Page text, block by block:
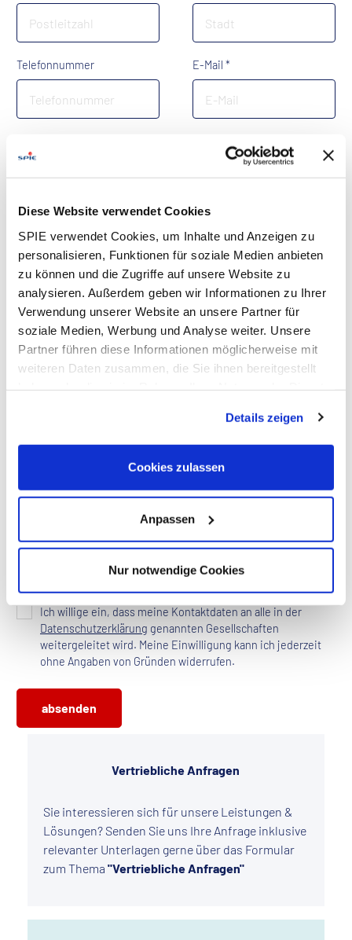
Diese Website verwendet Cookies
SPIE verwendet Cookies, um Inhalte und Anzeigen zu
personalisieren, Funktionen für soziale Medien anbieten
zu können und die Zugriffe auf unsere Website zu
analysieren. Außerdem geben wir Informationen zu Ihrer
Verwendung unserer Website an unsere Partner für
soziale Medien, Werbung und Analyse weiter. Unsere
Partner führen diese Informationen möglicherweise mit
weiteren Daten zusammen, die Sie ihnen bereitgestellt
Verarbeitung Ihrer Daten in den USA ein. Alle weiteren
Informationen zu Cookies finden Sie in unseren
Datenschutzhinweisen.
Details zeigen
Cookies zulassen
Anpassen
Nur notwendige Cookies
Telefonnummer E-Mail *
Anhänge
Hier können Sie Ihre Dateien hochladen *
Max. Größe 20MB insgesamt für alle Uploads. Nur PDF/Office-
Dateien sind zulässig.
Datenschutz *
Ich willige ein, dass meine Kontaktdaten an alle in der
Datenschutzerklärung genannten Gesellschaften
weitergeleitet wird. Meine Einwilligung kann ich jederzeit
ohne Angaben von Gründen widerrufen.
absenden
Vertriebliche Anfragen
Sie interessieren sich für unsere Leistungen &
Lösungen? Senden Sie uns Ihre Anfrage inklusive
relevanter Unterlagen gerne über das Formular
zum Thema"Vertriebliche Anfragen"